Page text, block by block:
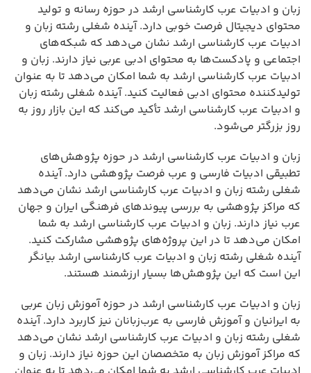
زبان و ادبیات عرب کارشناسی ارشد در حوزه رسانه و تولید
محتوای دیجیتال فرصت خوبی دارد. آینده شغلی رشته زبان و
ادبیات عرب کارشناسی ارشد نشان می‌دهد که شبکه‌های
اجتماعی و پادکست‌ها به محتوای ادبی عربی نیاز دارند. زبان و
ادبیات عرب کارشناسی ارشد به شما امکان می‌دهد تا به عنوان
تولیدکننده محتوای ادبی فعالیت کنید. آینده شغلی رشته زبان
و ادبیات عرب کارشناسی ارشد تأکید می‌کند که این بازار روز به
روز بزرگتر می‌شود.
زبان و ادبیات عرب کارشناسی ارشد در حوزه پژوهش‌های
تطبیقی ادبیات فارسی و عرب فرصت پژوهشی دارد. آینده
شغلی رشته زبان و ادبیات عرب کارشناسی ارشد نشان می‌دهد
که مراکز پژوهشی به بررسی پیوندهای فرهنگی ایران و جهان
عرب نیاز دارند. زبان و ادبیات عرب کارشناسی ارشد به شما
امکان می‌دهد تا در این پروژه‌های پژوهشی مشارکت کنید.
آینده شغلی رشته زبان و ادبیات عرب کارشناسی ارشد بیانگر
این است که این پژوهش‌ها بسیار ارزشمند هستند.
زبان و ادبیات عرب کارشناسی ارشد در حوزه آموزش زبان عربی
به ایرانیان و آموزش فارسی به عرب‌زبانان نیز کاربرد دارد. آینده
شغلی رشته زبان و ادبیات عرب کارشناسی ارشد نشان می‌دهد
که مراکز آموزش زبان به متخصصان این حوزه نیاز دارند. زبان و